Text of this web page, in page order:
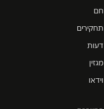
חם
תחקירים
דעות
מגזין
וידאו